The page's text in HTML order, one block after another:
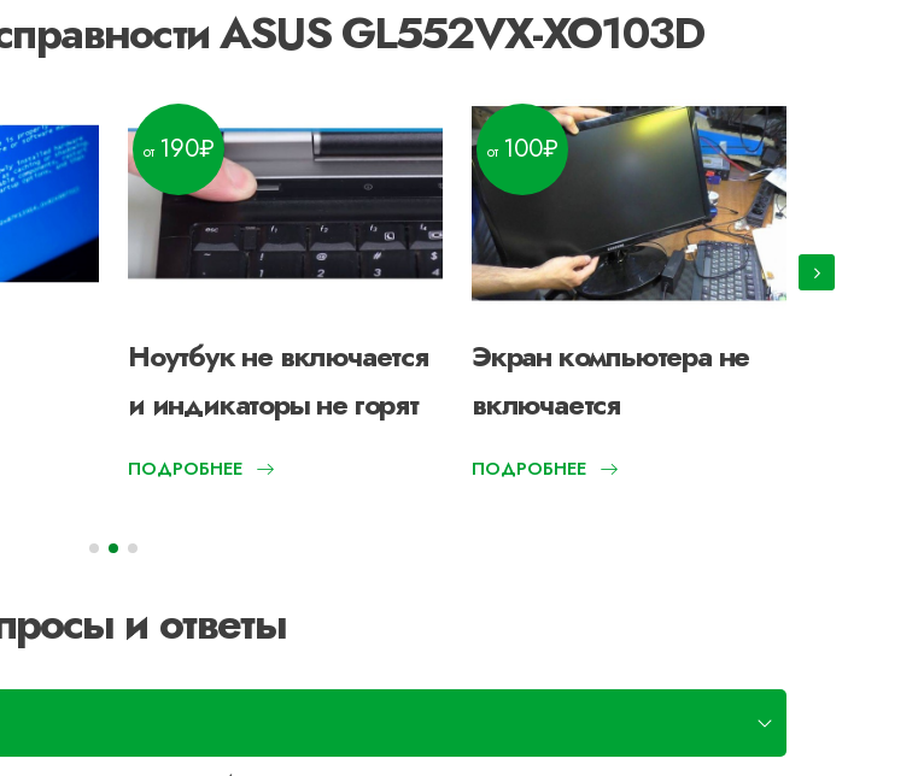
ASUS GL552VX-XO103D
Ноутбук не включается
и индикаторы не горят
190
ПОДРОБНЕЕ
Экран компьютера не
включается
100
ПОДРОБНЕЕ
и ответы